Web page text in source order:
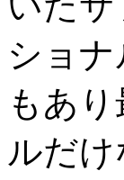
ショ
もあ
ルだ